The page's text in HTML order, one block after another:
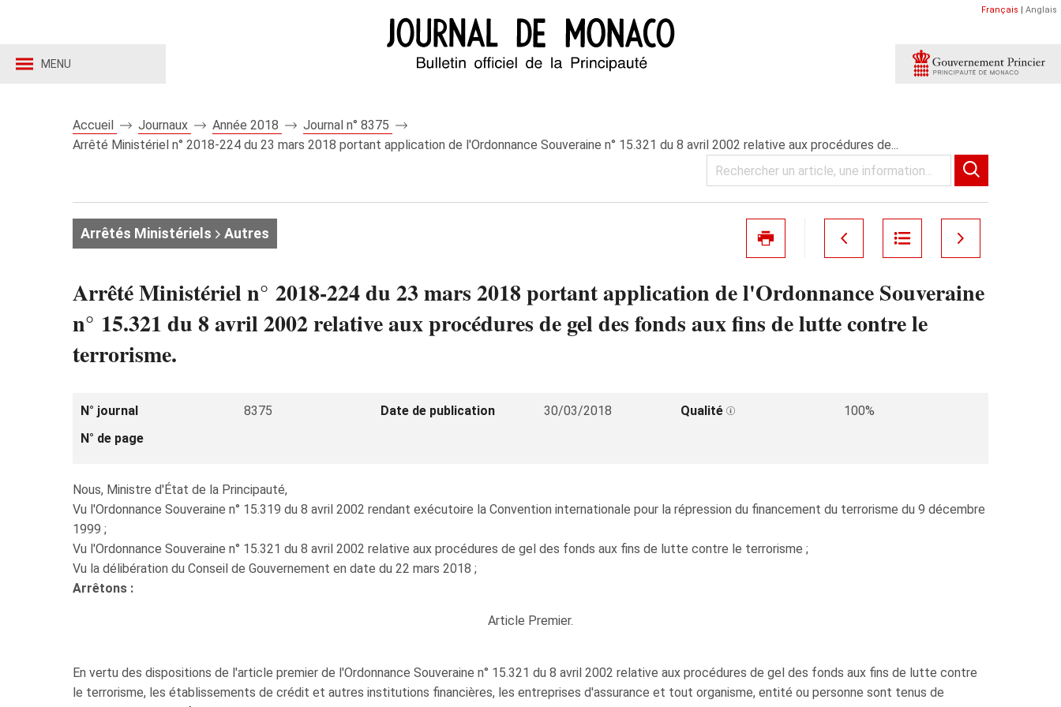
MENU
Français | Anglais
Accueil Journaux Année 2018
Journal n° 8375
Arrêté Ministériel n° 2018-224 du 23 mars 2018 portant application de l'Ordonnance Souveraine n° 15.321 du 8 avril 2002 relative aux procédures de...
Arrêtés Ministériels Autres
Arrêté Ministériel n° 2018-224 du 23 mars 2018 portant application de l'Ordonnance Souveraine
n° 15.321 du 8 avril 2002 relative aux procédures de gel des fonds aux fins de lutte contre le
terrorisme.
N° journal 8375 Date de publication 30/03/2018 Qualité
100%
N° de page
Nous, Ministre d'État de la Principauté,
Vu l'Ordonnance Souveraine n° 15.319 du 8 avril 2002 rendant exécutoire la Convention internationale pour la répression du financement du terrorisme du 9 décembre
1999 ;
Vu l'Ordonnance Souveraine n° 15.321 du 8 avril 2002 relative aux procédures de gel des fonds aux fins de lutte contre le terrorisme ;
Vu la délibération du Conseil de Gouvernement en date du 22 mars 2018 ;
Arrêtons :
Article Premier.
En vertu des dispositions de l'article premier de l'Ordonnance Souveraine n° 15.321 du 8 avril 2002 relative aux procédures de gel des fonds aux fins de lutte contre
le terrorisme, les établissements de crédit et autres institutions financières, les entreprises d'assurance et tout organisme, entité ou personne sont tenus de